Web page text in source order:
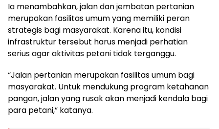
Ia menambahkan, jalan dan jembatan pertanian
merupakan fasilitas umum yang memiliki peran
strategis bagi masyarakat. Karena itu, kondisi
infrastruktur tersebut harus menjadi perhatian
serius agar aktivitas petani tidak terganggu.
“Jalan pertanian merupakan fasilitas umum bagi
masyarakat. Untuk mendukung program ketahanan
pangan, jalan yang rusak akan menjadi kendala bagi
para petani,” katanya.